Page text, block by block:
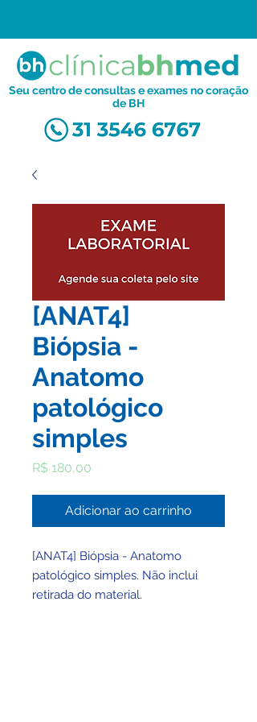
Seu centro de consultas e exames no coração
de BH
[ANAT4]
Biópsia -
Anatomo
patológico
simples
R$ 180,00
Adicionar ao carrinho
[ANAT4] Biópsia - Anatomo
patológico simples. Não inclui
retirada do material.